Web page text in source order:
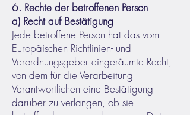
6. Rechte der betroffenen Person
a) Recht auf Bestätigung
Jede betroffene Person hat das vom
Europäischen Richtlinien- und
Verordnungsgeber eingeräumte Recht,
von dem für die Verarbeitung
Verantwortlichen eine Bestätigung
darüber zu verlangen, ob sie